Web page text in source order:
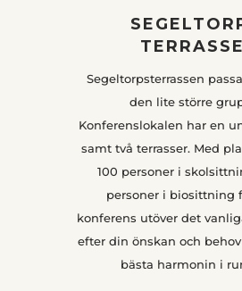
Segeltorpsterrassen
den lite större
Konferenslokalen har en
samt två terrasser. Med
100 personer i
personer i biosittning
konferens utöver det
efter din önskan och
bästa harmonin i